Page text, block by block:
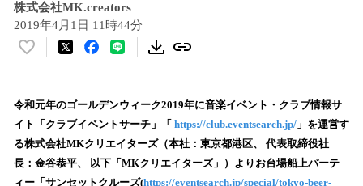
株式会社MK.creators
2019年4月1日 11時44分
い
！
数
を
読
令和元年のゴールデンウィーク2019年に音楽イベント・クラブ情報サ
イト「クラブイベントサーチ」「 https://club.eventsearch.jp/ 」を運営す
る株式会社MKクリエイターズ（本社：東京都港区、 代表取締役社
長：金谷恭平、 以下「MKクリエイターズ」）よりお台場船上パーテ
ィー「サンセットクルーズ(https://eventsearch.jp/special/tokyo-beer-